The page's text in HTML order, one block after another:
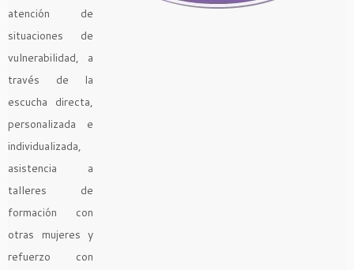
atención de
situaciones de
vulnerabilidad, a
través de la
escucha directa,
personalizada e
individualizada,
asistencia a
talleres de
formación con
otras mujeres y
refuerzo con